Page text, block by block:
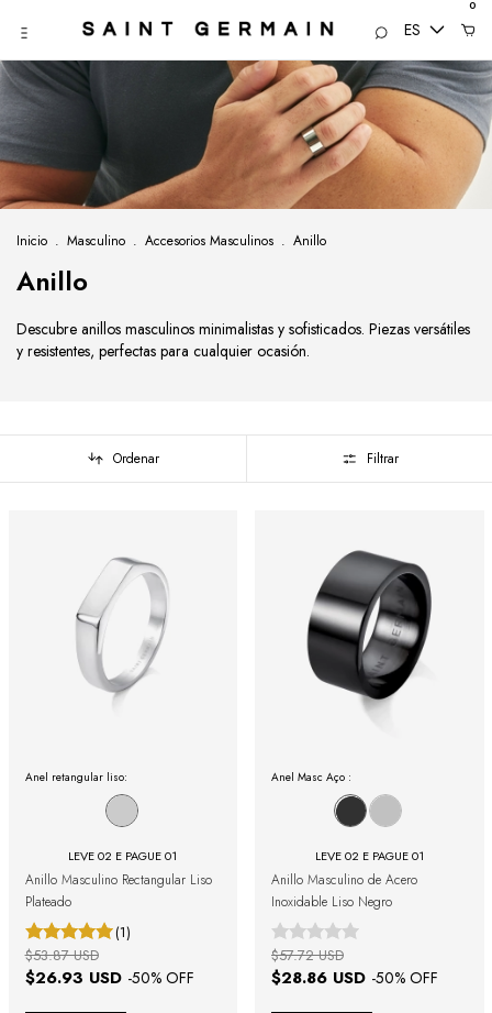
ES
0
Inicio . Masculino . Accesorios Masculinos . Anillo
Anillo
Descubre anillos masculinos minimalistas y sofisticados. Piezas versátiles
y resistentes, perfectas para cualquier ocasión.
Ordenar Filtrar
Anel retangular liso:
LEVE 02 E PAGUE 01
Anillo Masculino Rectangular Liso
Plateado
(1)
$26.93 USD -50% OFF
$53.87 USD
Anel Masc Aço :
LEVE 02 E PAGUE 01
Anillo Masculino de Acero
Inoxidable Liso Negro
$28.86 USD -50% OFF
$57.72 USD